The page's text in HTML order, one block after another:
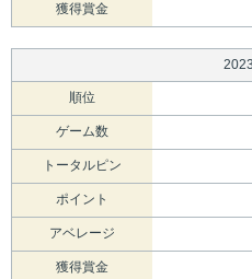
獲得賞金
順位
ゲーム数
トータルピン
ポイント
アベレージ
獲得賞金